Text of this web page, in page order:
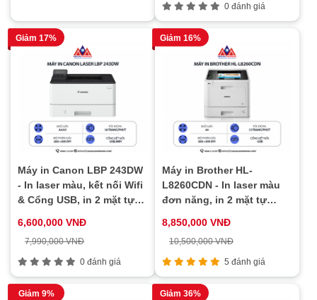
0 đánh giá
Giảm 17%
Máy in Canon LBP 243DW
- In laser màu, kết nối Wifi
& Cổng USB, in 2 mặt tự
6,600,000 VNĐ
7,990,000 VNĐ
0 đánh giá
Giảm 16%
Máy in Brother HL-
L8260CDN - In laser màu
đơn năng, in 2 mặt tự
cao
8,850,000 VNĐ
10,500,000 VNĐ
5 đánh giá
Giảm 9% Giảm 36%